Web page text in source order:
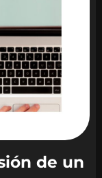
de un